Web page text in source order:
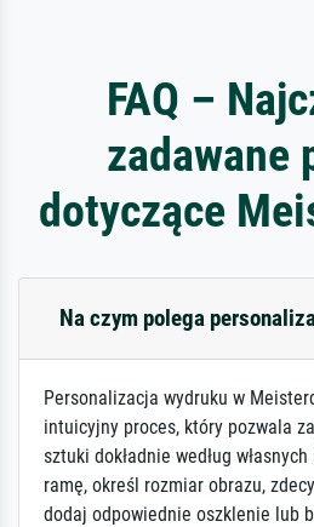
FAQ –
zadawane
dotyczące
Na czym polega
Personalizacja wydruku w
intuicyjny proces, który pozwala
sztuki dokładnie według
ramę, określ rozmiar obrazu,
dodaj odpowiednie oszklenie lub